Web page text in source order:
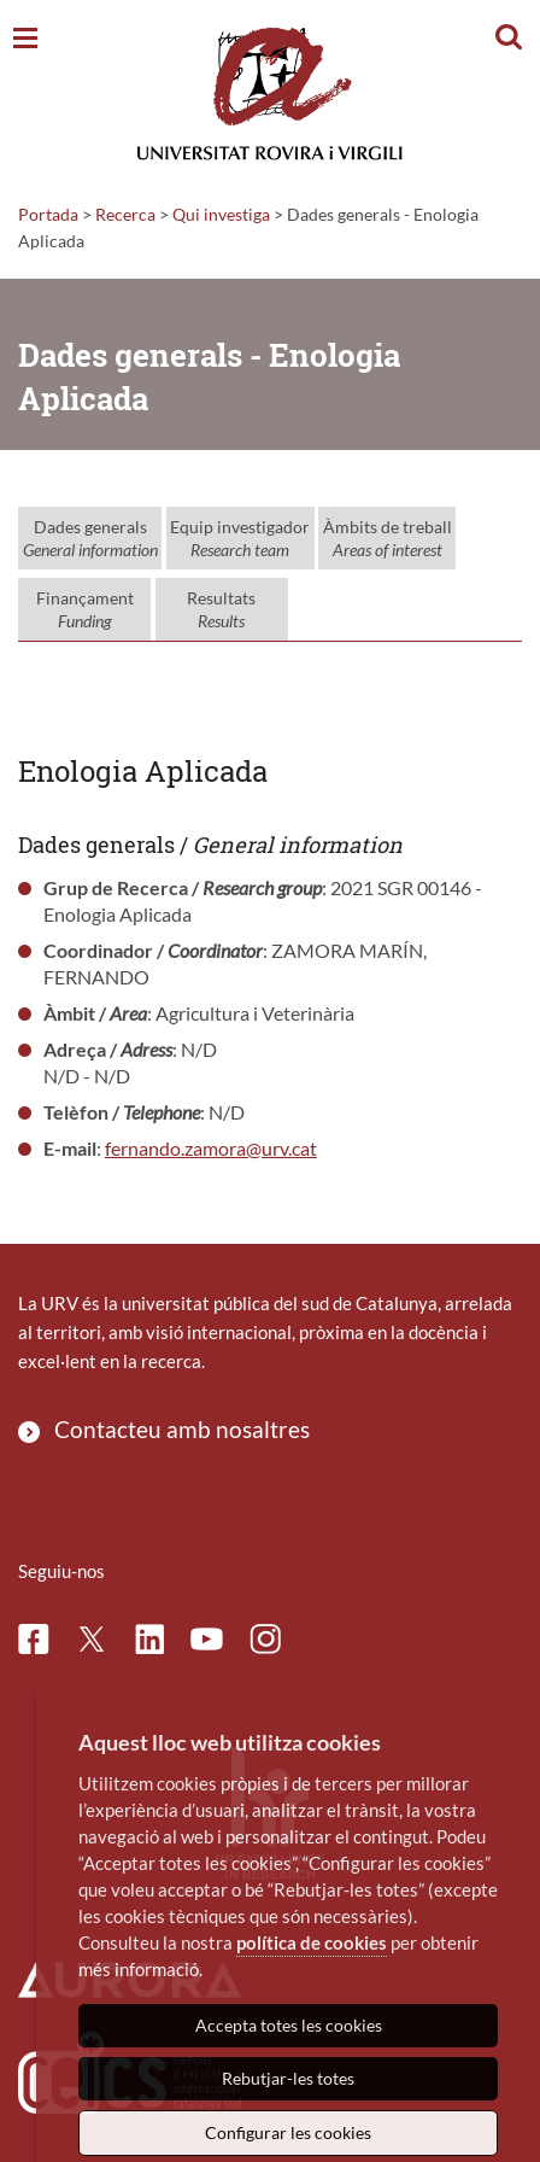
Portada > Recerca > Qui investiga > Dades generals - Enologia
Aplicada
Dades generals - Enologia
Aplicada
Dades generals
General information
Equip investigador
Research team
Àmbits de treball
Areas of interest
Finançament
Funding
Resultats
Results
Enologia Aplicada
Dades generals / General information
Grup de Recerca /Research group: 2021 SGR 00146 -
Enologia Aplicada
Coordinador /Coordinator: ZAMORA MARÍN,
FERNANDO
Àmbit /Area: Agricultura i Veterinària
Adreça /Adress: N/D
N/D - N/D
Telèfon /Telephone: N/D
E-mail: fernando.zamora@urv.cat
La URV és la universitat pública del sud de Catalunya, arrelada
al territori, amb visió internacional, pròxima en la docència i
excel·lent en la recerca.
Contacteu amb nosaltres
Seguiu-nos
FacebookTwitterLinkedinYoutubeInstagram
Aquest lloc web utilitza cookies
Utilitzem cookies pròpies i de tercers per millorar
l’experiència d’usuari, analitzar el trànsit, la vostra
navegació al web i personalitzar el contingut. Podeu
“Acceptar totes les cookies”, “Configurar les cookies”
que voleu acceptar o bé “Rebutjar-les totes” (excepte
les cookies tècniques que són necessàries).
Consulteu la nostra política de cookies per obtenir
més informació.
Accepta totes les cookies
Rebutjar-les totes
Configurar les cookies